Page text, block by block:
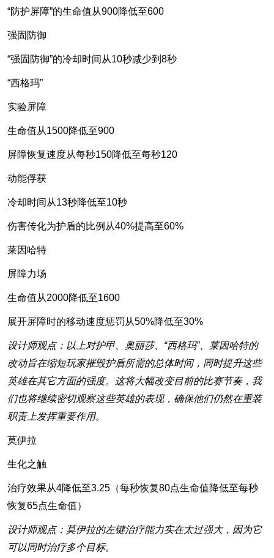
“防护屏障”的生命值从900降低至600
强固防御
“强固防御”的冷却时间从10秒减少到8秒
“西格玛”
实验屏障
生命值从1500降低至900
屏障恢复速度从每秒150降低至每秒120
动能俘获
冷却时间从13秒降低至10秒
伤害传化为护盾的比例从40%提高至60%
莱因哈特
屏障力场
生命值从2000降低至1600
展开屏障时的移动速度惩罚从50%降低至30%
设计师观点：以上对护甲、奥丽莎、“西格玛”、莱因哈特的
改动旨在缩短玩家摧毁护盾所需的总体时间，同时提升这些
英雄在其它方面的强度。这将大幅改变目前的比赛节奏，我
们也将继续密切观察这些英雄的表现，确保他们仍然在重装
职责上发挥重要作用。
莫伊拉
生化之触
治疗效果从4降低至3.25（每秒恢复80点生命值降低至每秒
恢复65点生命值）
设计师观点：莫伊拉的左键治疗能力实在太过强大，因为它
可以同时治疗多个目标。